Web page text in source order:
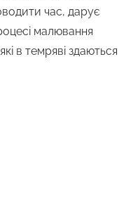
час, дарує
малювання
в темряві здаються